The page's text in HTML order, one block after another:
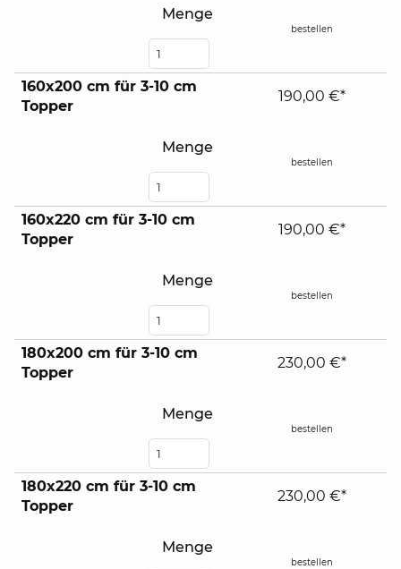
Menge
bestellen
160x200 cm für 3-10 cm
Topper
Menge
190,00 €*
bestellen
160x220 cm für 3-10 cm
Topper
Menge
190,00 €*
bestellen
180x200 cm für 3-10 cm
Topper
Menge
230,00 €*
bestellen
180x220 cm für 3-10 cm
Topper
Menge
230,00 €*
bestellen